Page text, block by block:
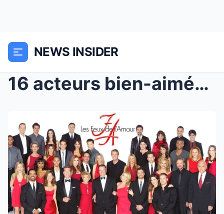
NEWS INSIDER
16 acteurs bien-aimés de Les Feux de l’Amour qui s...